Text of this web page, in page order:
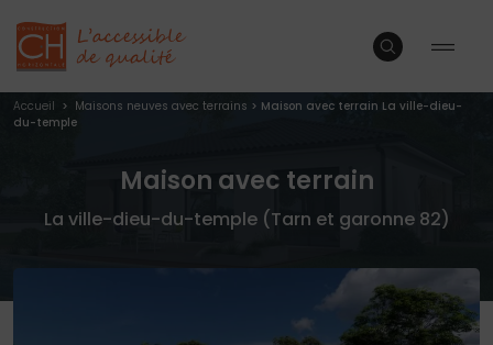
Accueil > Maisons neuves avec terrains > Maison avec terrain La ville-dieu-
du-temple
Maison avec terrain
La ville-dieu-du-temple (Tarn et garonne 82)